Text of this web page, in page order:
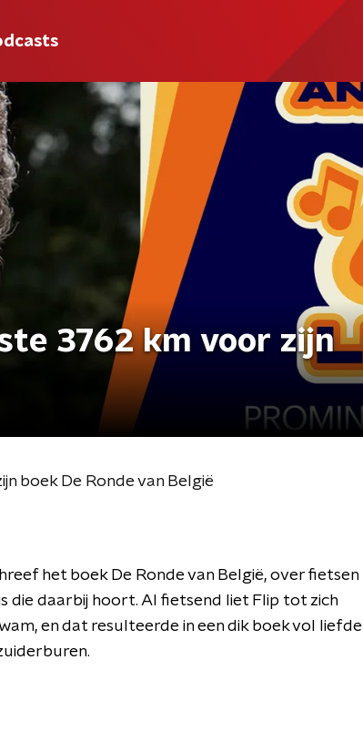
3762 km voor zijn
boek De Ronde van België
het boek De Ronde van België, over fietsen
die daarbij hoort. Al fietsend liet Flip tot zich
en dat resulteerde in een dik boek vol liefde